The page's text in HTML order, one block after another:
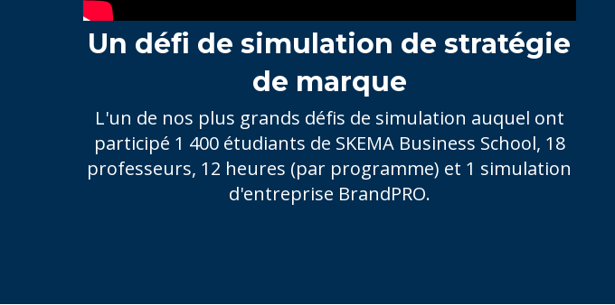
Un défi de simulation de stratégie
de marque
L'un de nos plus grands défis de simulation auquel ont
participé 1 400 étudiants de SKEMA Business School, 18
professeurs, 12 heures (par programme) et 1 simulation
d'entreprise BrandPRO.